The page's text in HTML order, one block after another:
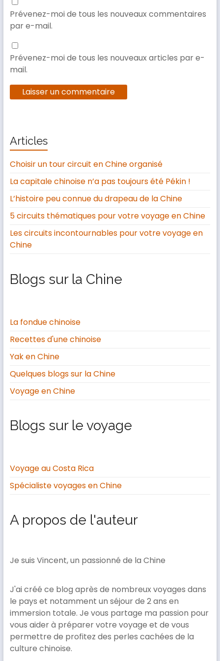
Prévenez-moi de tous les nouveaux commentaires
par e-mail.
Prévenez-moi de tous les nouveaux articles par e-
mail.
Articles
Choisir un tour circuit en Chine organisé
La capitale chinoise n’a pas toujours été Pékin !
L’histoire peu connue du drapeau de la Chine
5 circuits thématiques pour votre voyage en Chine
Les circuits incontournables pour votre voyage en
Chine
Blogs sur la Chine
La fondue chinoise
Recettes d'une chinoise
Yak en Chine
Quelques blogs sur la Chine
Voyage en Chine
Blogs sur le voyage
Voyage au Costa Rica
Spécialiste voyages en Chine
A propos de l'auteur
Je suis Vincent, un passionné de la Chine
J'ai créé ce blog après de nombreux voyages dans
le pays et notamment un séjour de 2 ans en
immersion totale. Je vous partage ma passion pour
vous aider à préparer votre voyage et de vous
permettre de profitez des perles cachées de la
culture chinoise.